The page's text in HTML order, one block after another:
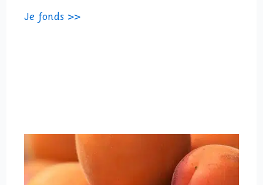
Je fonds >>